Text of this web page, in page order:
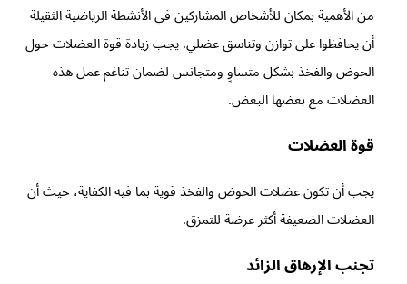
من الأهمية بمكان للأشخاص المشاركين في الأنشطة الرياضية الثقيلة
أن يحافظوا على توازن وتناسق عضلي. يجب زيادة قوة العضلات حول
الحوض والفخذ بشكل متساوٍ ومتجانس لضمان تناغم عمل هذه
العضلات مع بعضها البعض.
قوة العضلات
يجب أن تكون عضلات الحوض والفخذ قوية بما فيه الكفاية، حيث أن
العضلات الضعيفة أكثر عرضة للتمزق.
تجنب الإرهاق الزائد